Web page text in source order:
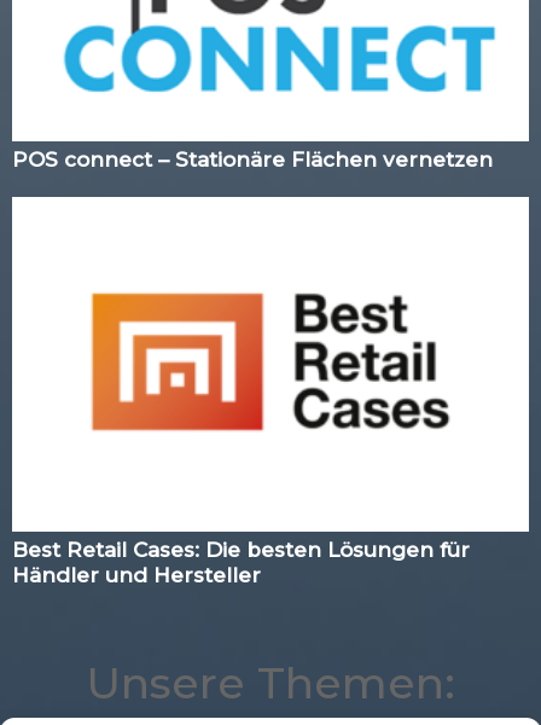
POS connect – Stationäre Flächen vernetzen
Best Retail Cases: Die besten Lösungen für
Händler und Hersteller
Unsere Themen: